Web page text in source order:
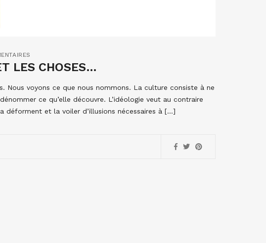
LES CHOSES…
Nous voyons ce que nous nommons. La culture consiste à ne
ce qu’elle découvre. L’idéologie veut au contraire
déforment et la voiler d’illusions nécessaires à […]